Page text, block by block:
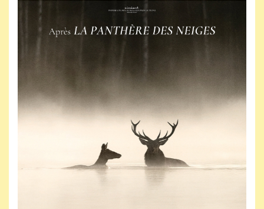
Jeudi 10 décembre 2026